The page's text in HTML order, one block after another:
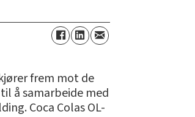
frem mot de
å samarbeide med
Coca Colas OL-